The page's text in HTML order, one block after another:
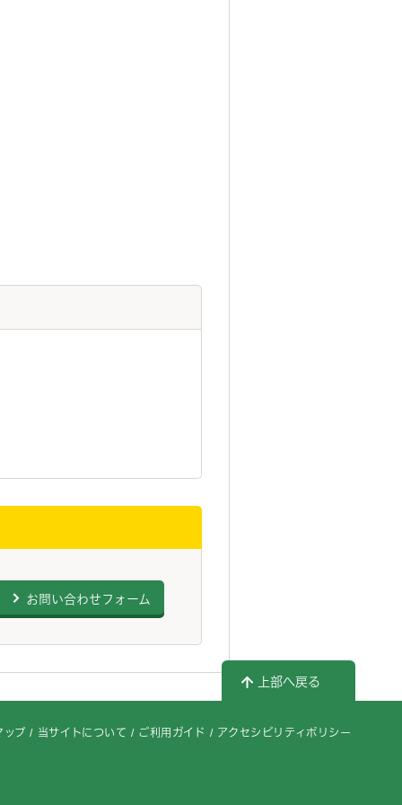
お問い合わせフォーム
上部へ戻る
ップ 当サイトについて ご利用ガイド アクセシビリティポリシー